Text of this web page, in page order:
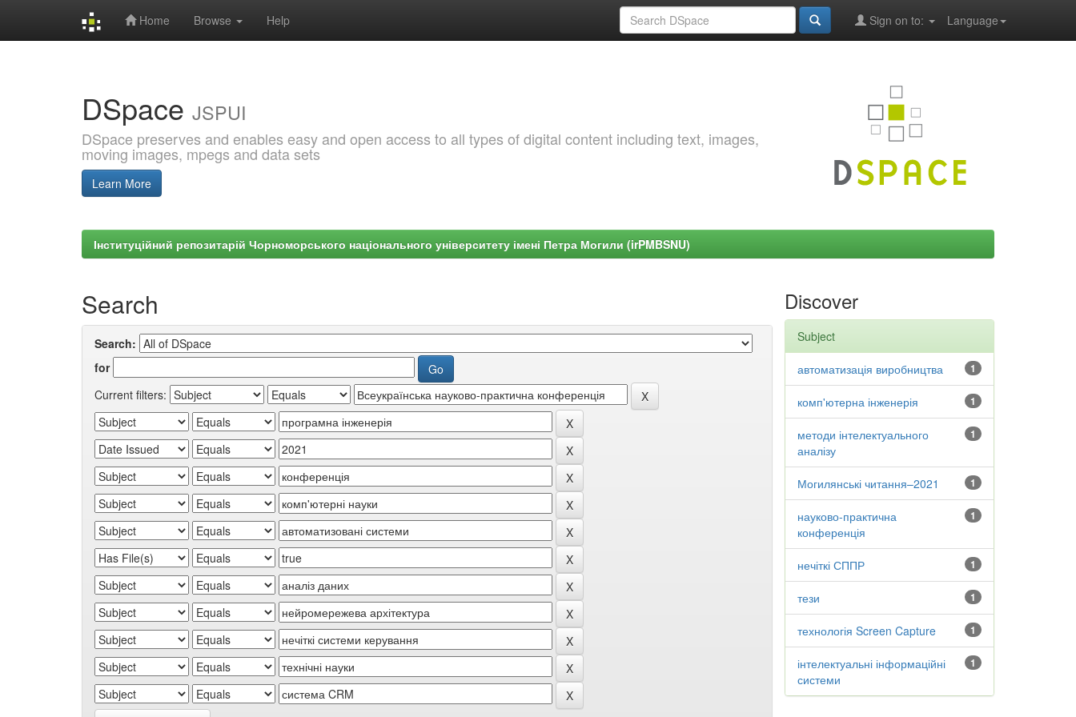
Home Browse Help Language
Sign on to:
DSpace JSPUI
DSpace preserves and enables easy and open access to all types of digital content including text, images,
moving images, mpegs and data sets
Learn More
Інституційний репозитарій Чорноморського національного університету імені Петра Могили (irPMBSNU)
Search
Search:
for
Current filters:
Discover
Subject
1
автоматизація виробництва
1
комп'ютерна інженерія
1
методи інтелектуального
аналізу
1
Могилянські читання–2021
1
науково-практична
конференція
1
нечіткі СППР
1
тези
1
технологія Screen Capture
1
інтелектуальні інформаційні
системи